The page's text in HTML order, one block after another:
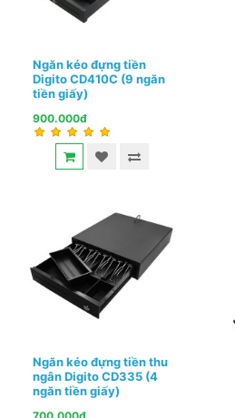
Ngăn kéo đựng tiền
Digito CD410C (9 ngăn
tiền giấy)
900.000đ
Ngăn kéo đựng tiền thu
ngân Digito CD335 (4
ngăn tiền giấy)